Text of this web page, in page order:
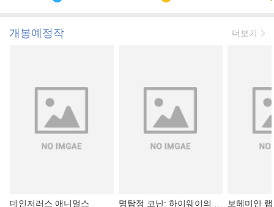
개봉예정작 더보기
데인저러스 애니멀스
명탐정 코난: 하이웨이의 타
보헤미안